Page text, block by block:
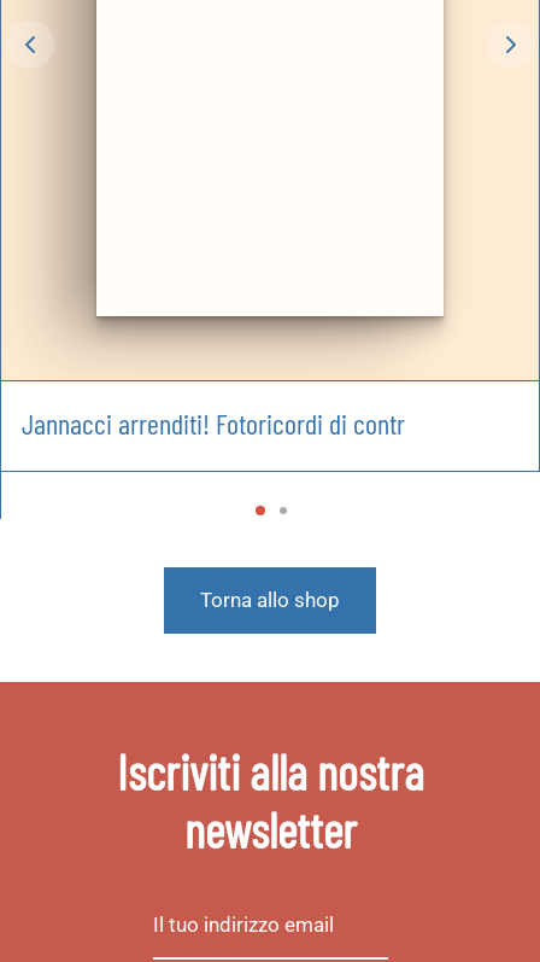
Jannacci arrenditi! Fotoricordi di contr
Torna allo shop
Iscriviti alla nostra
newsletter